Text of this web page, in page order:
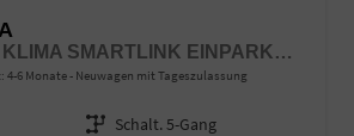
EXTRA 1,0 TSI KLIMA SMARTLINK EINPARKHILFE 5J GARANTIE LED SCHEINWERFER BLUETOOTH
4-6 Monate Neuwagen mit Tageszulassung
Getriebe Schalt. 5-Gang